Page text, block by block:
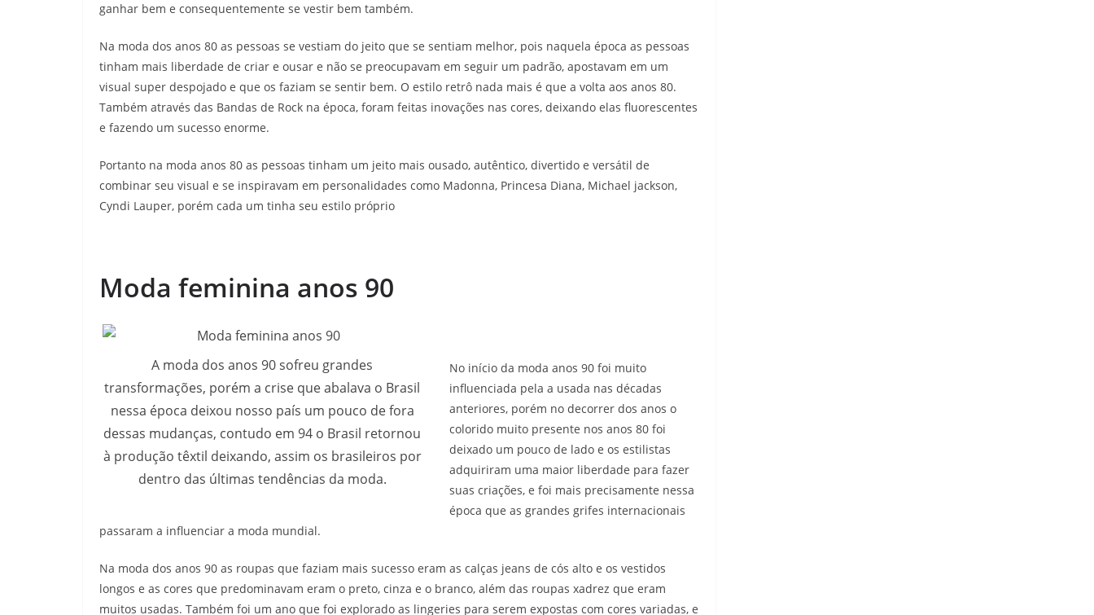
ganhar bem e consequentemente se vestir bem também.
Na moda dos anos 80 as pessoas se vestiam do jeito que se sentiam melhor, pois naquela época as pessoas
tinham mais liberdade de criar e ousar e não se preocupavam em seguir um padrão, apostavam em um
visual super despojado e que os faziam se sentir bem. O estilo retrô nada mais é que a volta aos anos 80.
Também através das Bandas de Rock na época, foram feitas inovações nas cores, deixando elas fluorescentes
e fazendo um sucesso enorme.
Portanto na moda anos 80 as pessoas tinham um jeito mais ousado, autêntico, divertido e versátil de
combinar seu visual e se inspiravam em personalidades como Madonna, Princesa Diana, Michael jackson,
Cyndi Lauper, porém cada um tinha seu estilo próprio
Moda feminina anos 90
A moda dos anos 90 sofreu grandes
transformações, porém a crise que abalava o Brasil
nessa época deixou nosso país um pouco de fora
dessas mudanças, contudo em 94 o Brasil retornou
à produção têxtil deixando, assim os brasileiros por
dentro das últimas tendências da moda.
No início da moda anos 90 foi muito
influenciada pela a usada nas décadas
anteriores, porém no decorrer dos anos o
colorido muito presente nos anos 80 foi
deixado um pouco de lado e os estilistas
adquiriram uma maior liberdade para fazer
suas criações, e foi mais precisamente nessa
época que as grandes grifes internacionais
passaram a influenciar a moda mundial.
Na moda dos anos 90 as roupas que faziam mais sucesso eram as calças jeans de cós alto e os vestidos
longos e as cores que predominavam eram o preto, cinza e o branco, além das roupas xadrez que eram
muitos usadas. Também foi um ano que foi explorado as lingeries para serem expostas com cores variadas, e